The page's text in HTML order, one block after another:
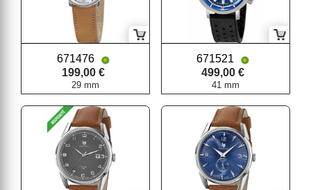
671476
199,00 €
29 mm
671521
499,00 €
41 mm